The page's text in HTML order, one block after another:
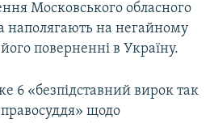
Московського обласного
наполягають на негайному
поверненні в Україну.
6 «безпідставний вирок так
правосуддя» щодо